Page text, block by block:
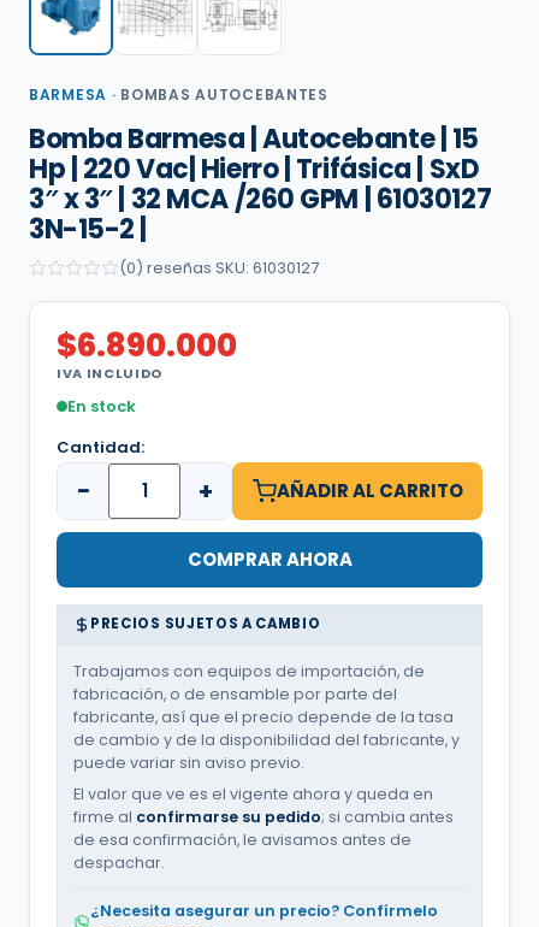
BARMESA · BOMBAS AUTOCEBANTES
Bomba Barmesa | Autocebante | 15
Hp | 220 Vac| Hierro | Trifásica | SxD
3″ x 3″ | 32 MCA /260 GPM | 61030127
3N-15-2 |
(0) reseñas SKU: 61030127
$6.890.000
IVA INCLUIDO
En stock
Cantidad:
− + AÑADIR AL CARRITO
COMPRAR AHORA
PRECIOS SUJETOS A CAMBIO
Trabajamos con equipos de importación, de
fabricación, o de ensamble por parte del
fabricante, así que el precio depende de la tasa
de cambio y de la disponibilidad del fabricante, y
puede variar sin aviso previo.
El valor que ve es el vigente ahora y queda en
firme al confirmarse su pedido; si cambia antes
de esa confirmación, le avisamos antes de
despachar.
¿Necesita asegurar un precio? Confírmelo